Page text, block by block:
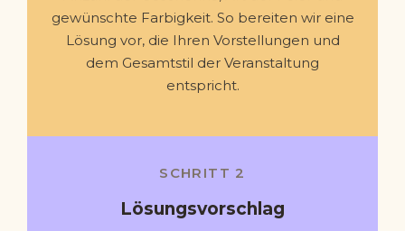
gewünschte Farbigkeit. So bereiten wir eine
Lösung vor, die Ihren Vorstellungen und
dem Gesamtstil der Veranstaltung
entspricht.
SCHRITT 2
Lösungsvorschlag